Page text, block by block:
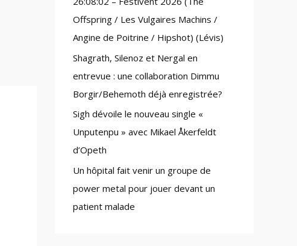
Offspring / Les Vulgaires Machins /
Angine de Poitrine / Hipshot) (Lévis)
Shagrath, Silenoz et Nergal en
entrevue : une collaboration Dimmu
Borgir/Behemoth déjà enregistrée?
Sigh dévoile le nouveau single «
Unputenpu » avec Mikael Åkerfeldt
d’Opeth
Un hôpital fait venir un groupe de
power metal pour jouer devant un
patient malade